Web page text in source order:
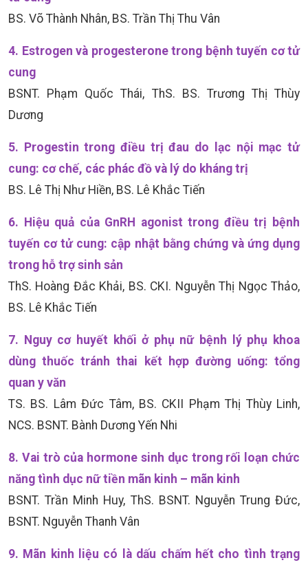
BS. Võ Thành Nhân, BS. Trần Thị Thu Vân
4. Estrogen và progesterone trong bệnh tuyến cơ tử
cung
BSNT. Phạm Quốc Thái, ThS. BS. Trương Thị Thùy
Dương
5. Progestin trong điều trị đau do lạc nội mạc tử
cung: cơ chế, các phác đồ và lý do kháng trị
BS. Lê Thị Như Hiền, BS. Lê Khắc Tiến
6. Hiệu quả của GnRH agonist trong điều trị bệnh
tuyến cơ tử cung: cập nhật bằng chứng và ứng dụng
trong hỗ trợ sinh sản
ThS. Hoàng Đắc Khải, BS. CKI. Nguyễn Thị Ngọc Thảo,
BS. Lê Khắc Tiến
7. Nguy cơ huyết khối ở phụ nữ bệnh lý phụ khoa
dùng thuốc tránh thai kết hợp đường uống: tổng
quan y văn
TS. BS. Lâm Đức Tâm, BS. CKII Phạm Thị Thùy Linh,
NCS. BSNT. Bành Dương Yến Nhi
8. Vai trò của hormone sinh dục trong rối loạn chức
năng tình dục nữ tiền mãn kinh – mãn kinh
BSNT. Trần Minh Huy, ThS. BSNT. Nguyễn Trung Đức,
BSNT. Nguyễn Thanh Vân
9. Mãn kinh liệu có là dấu chấm hết cho tình trạng